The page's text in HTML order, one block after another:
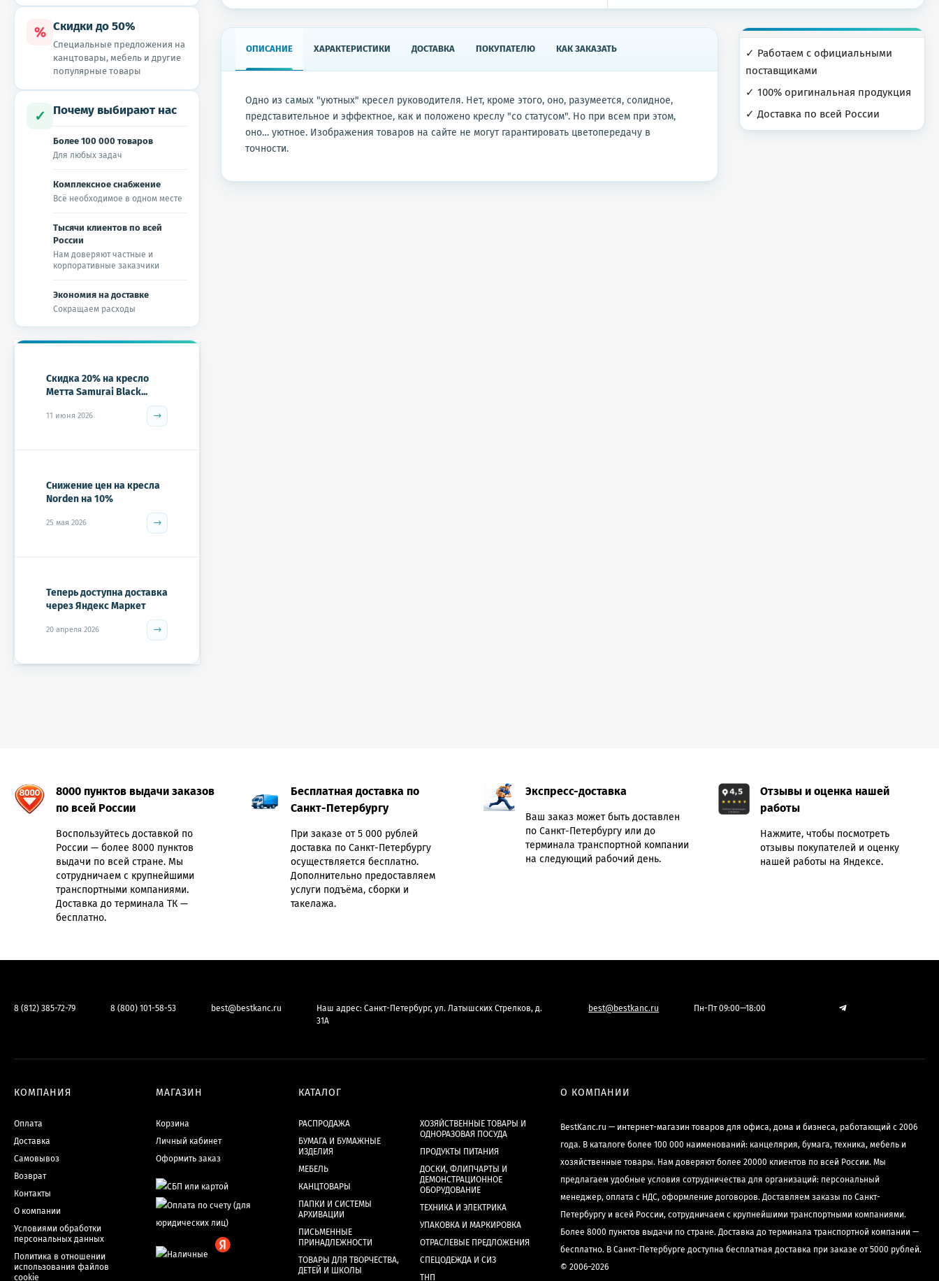
ОПИСАНИЕ ХАРАКТЕРИСТИКИ ДОСТАВКА ПОКУПАТЕЛЮ КАК ЗАКАЗАТЬ
Одно из самых "уютных" кресел руководителя. Нет, кроме этого, оно, разумеется, солидное,
представительное и эффектное, как и положено креслу "со статусом". Но при всем при этом,
оно… уютное. Изображения товаров на сайте не могут гарантировать цветопередачу в
точности.
✓ Работаем с официальными
поставщиками
✓ 100% оригинальная продукция
✓ Доставка по всей России
% Скидки до 50%
Специальные предложения на
канцтовары, мебель и другие
популярные товары
✓ Почему выбирают нас
Более 100 000 товаров
Для любых задач
Комплексное снабжение
Всё необходимое в одном месте
Тысячи клиентов по всей
России
Нам доверяют частные и
корпоративные заказчики
Экономия на доставке
Сокращаем расходы
Скидка 20% на кресло
Метта Samurai Black...
11 июня 2026
Снижение цен на кресла
Norden на 10%
25 мая 2026
Теперь доступна доставка
через Яндекс Маркет
20 апреля 2026
8000 пунктов выдачи заказов
по всей России
Воспользуйтесь доставкой по
России — более 8000 пунктов
выдачи по всей стране. Мы
сотрудничаем с крупнейшими
транспортными компаниями.
Доставка до терминала ТК —
бесплатно.
Бесплатная доставка по
Санкт-Петербургу
При заказе от 5 000 рублей
доставка по Санкт-Петербургу
осуществляется бесплатно.
Дополнительно предоставляем
услуги подъёма, сборки и
такелажа.
Экспресс-доставка
Ваш заказ может быть доставлен
по Санкт-Петербургу или до
терминала транспортной компании
на следующий рабочий день.
Отзывы и оценка нашей
работы
Нажмите, чтобы посмотреть
отзывы покупателей и оценку
нашей работы на Яндексе.
8 (812) 385-72-79 8 (800) 101-58-53 best@bestkanc.ru
Наш адрес: Санкт-Петербург, ул. Латышских Стрелков, д.
31А
best@bestkanc.ru Пн-Пт 09:00—18:00
КОМПАНИЯ
Оплата
Доставка
Самовывоз
Возврат
Контакты
О компании
Условиями обработки
персональных данных
Политика в отношении
использования файлов
cookie
МАГАЗИН
Корзина
Личный кабинет
Оформить заказ
КАТАЛОГ
РАСПРОДАЖА
БУМАГА И БУМАЖНЫЕ
ИЗДЕЛИЯ
МЕБЕЛЬ
КАНЦТОВАРЫ
ПАПКИ И СИСТЕМЫ
АРХИВАЦИИ
ПИСЬМЕННЫЕ
ПРИНАДЛЕЖНОСТИ
ТОВАРЫ ДЛЯ ТВОРЧЕСТВА,
ДЕТЕЙ И ШКОЛЫ
ХОЗЯЙСТВЕННЫЕ ТОВАРЫ И
ОДНОРАЗОВАЯ ПОСУДА
ПРОДУКТЫ ПИТАНИЯ
ДОСКИ, ФЛИПЧАРТЫ И
ДЕМОНСТРАЦИОННОЕ
ОБОРУДОВАНИЕ
ТЕХНИКА И ЭЛЕКТРИКА
УПАКОВКА И МАРКИРОВКА
ОТРАСЛЕВЫЕ ПРЕДЛОЖЕНИЯ
СПЕЦОДЕЖДА И СИЗ
ТНП
О КОМПАНИИ
BestKanc.ru — интернет-магазин товаров для офиса, дома и бизнеса, работающий с 2006
года. В каталоге более 100 000 наименований: канцелярия, бумага, техника, мебель и
хозяйственные товары. Нам доверяют более 20000 клиентов по всей России. Мы
предлагаем удобные условия сотрудничества для организаций: персональный
менеджер, оплата с НДС, оформление договоров. Доставляем заказы по Санкт-
Петербургу и всей России, сотрудничаем с крупнейшими транспортными компаниями.
Более 8000 пунктов выдачи по стране. Доставка до терминала транспортной компании —
бесплатно. В Санкт-Петербурге доступна бесплатная доставка при заказе от 5000 рублей.
© 2006–2026